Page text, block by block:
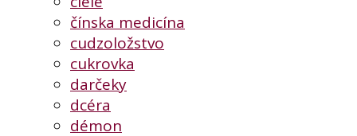
čínska medicína
cudzoložstvo
cukrovka
darčeky
dcéra
démon